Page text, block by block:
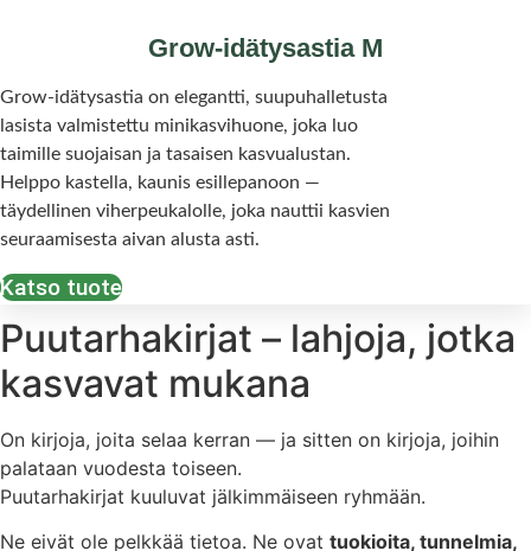
Grow-idätysastia M
Grow-idätysastia on elegantti, suupuhalletusta
lasista valmistettu minikasvihuone, joka luo
taimille suojaisan ja tasaisen kasvualustan.
Helppo kastella, kaunis esillepanoon —
täydellinen viherpeukalolle, joka nauttii kasvien
seuraamisesta aivan alusta asti.
Katso tuote
Puutarhakirjat – lahjoja, jotka
kasvavat mukana
On kirjoja, joita selaa kerran — ja sitten on kirjoja, joihin
palataan vuodesta toiseen.
Puutarhakirjat kuuluvat jälkimmäiseen ryhmään.
Ne eivät ole pelkkää tietoa. Ne ovat tuokioita, tunnelmia,